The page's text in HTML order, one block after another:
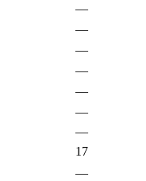
—
—
—
—
—
—
—
17
—